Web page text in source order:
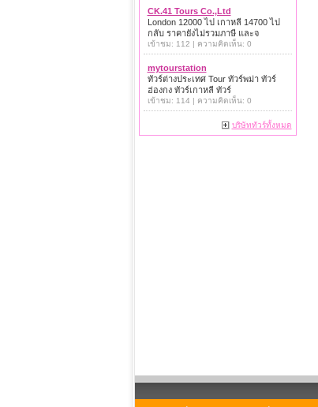
CK.41 Tours Co.,Ltd
London 12000 ไป เกาหลี 14700 ไป
กลับ ราคายังไม่รวมภาษี และจ
เข้าชม: 112 | ความคิดเห็น: 0
mytourstation
ทัวร์ต่างประเทศ Tour ทัวร์พม่า ทัวร์
ฮ่องกง ทัวร์เกาหลี ทัวร์
เข้าชม: 114 | ความคิดเห็น: 0
บริษัททัวร์ทั้งหมด